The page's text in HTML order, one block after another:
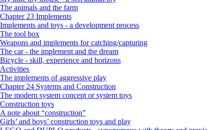
The animals and the farm
Chapter 23 Implements
Implements and toys - a development process
The tool box
Weapons and implements for catching/capturing
The car - the implement and the dream
Bicycle - skill, experience and horizons
Activities
The implements of aggressive play
Chapter 24 Systems and Construction
The modern system concept or system toys
Construction toys
A note about “construction”
Girls’ and boys’ construction toys and play